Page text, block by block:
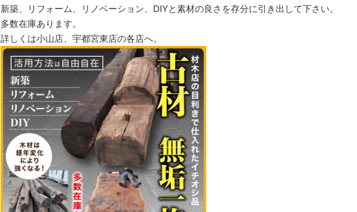
新築、リフォーム、リノベーション、DIYと素材の良さを存分に引き出して下さい。
多数在庫あります。
詳しくは小山店、宇都宮東店の各店へ。